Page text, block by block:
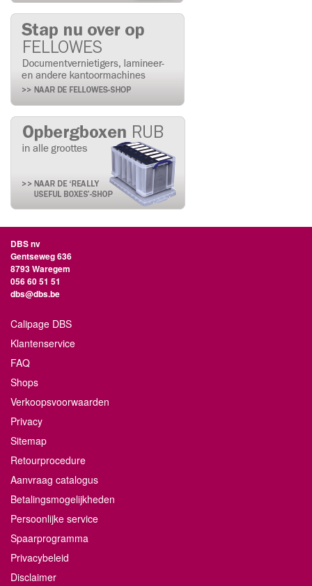
DBS nv
Gentseweg 636
8793 Waregem
056 60 51 51
dbs@dbs.be
Calipage DBS
Klantenservice
FAQ
Shops
Verkoopsvoorwaarden
Privacy
Sitemap
Retourprocedure
Aanvraag catalogus
Betalingsmogelijkheden
Persoonlijke service
Spaarprogramma
Privacybeleid
Disclaimer